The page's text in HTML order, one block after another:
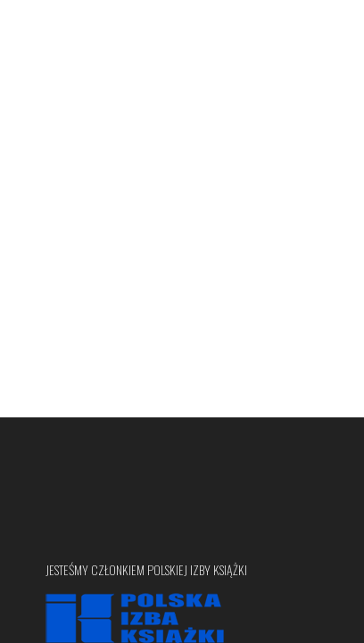
JESTEŚMY CZŁONKIEM POLSKIEJ IZBY KSIĄŻKI